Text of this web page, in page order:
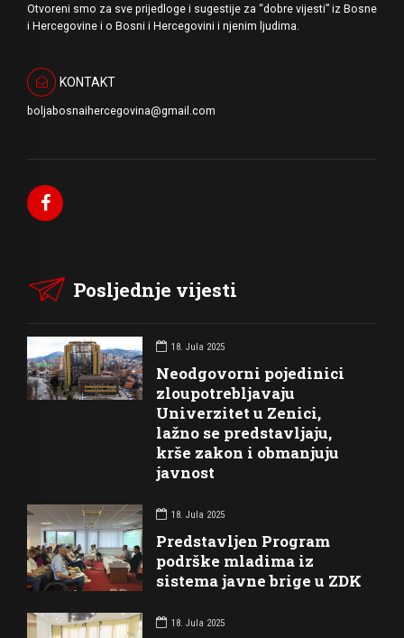
Otvoreni smo za sve prijedloge i sugestije za “dobre vijesti” iz Bosne
i Hercegovine i o Bosni i Hercegovini i njenim ljudima.
KONTAKT
boljabosnaihercegovina@gmail.com
Posljednje vijesti
18. Jula 2025
Neodgovorni pojedinici
zloupotrebljavaju
Univerzitet u Zenici,
lažno se predstavljaju,
krše zakon i obmanjuju
javnost
18. Jula 2025
Predstavljen Program
podrške mladima iz
sistema javne brige u ZDK
18. Jula 2025